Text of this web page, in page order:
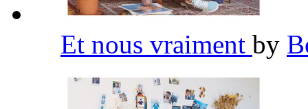
Et nous vraiment by